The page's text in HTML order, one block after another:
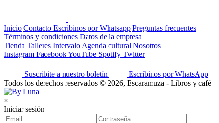
Inicio Contacto Escribinos por Whatsapp Preguntas frecuentes
Términos y condiciones Datos de la empresa
Tienda Talleres Intervalo Agenda cultural Nosotros
Instagram FacebookYouTube Spotify Twitter
Suscribite a nuestro boletín
Escribinos por WhatsApp
Todos los derechos reservados © 2026, Escaramuza - Libros y café
×
Iniciar sesión